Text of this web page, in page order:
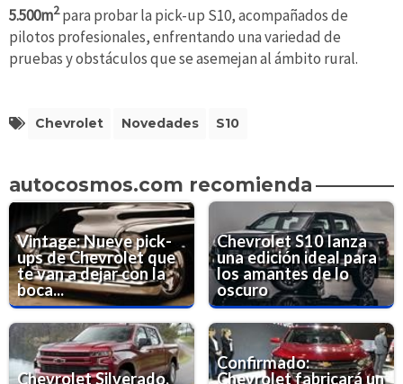
5.500m2para probar la pick-up S10, acompañados de
pilotos profesionales, enfrentando una variedad de
pruebas y obstáculos que se asemejan al ámbito rural.
Chevrolet Novedades S10
autocosmos.com recomienda
Vintage: Nueve pick-
ups de Chevrolet que
te van a dejar con la
boca...
Chevrolet S10 lanza
una edición ideal para
los amantes de lo
oscuro
Chevrolet Silverado,
Confirmado:
Chevrolet fabricará un